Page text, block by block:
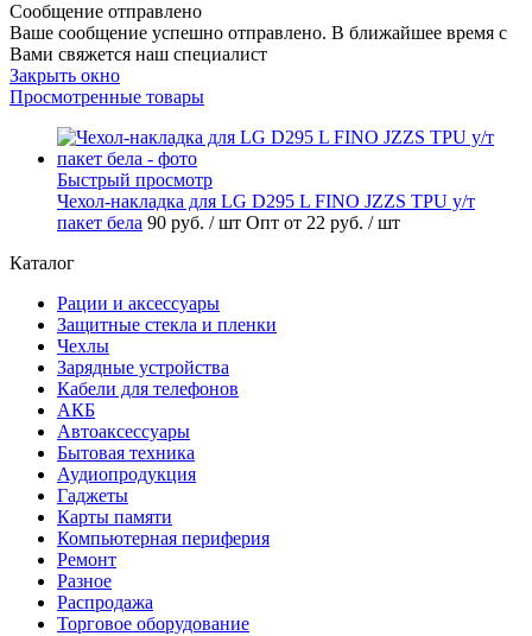
Сообщение отправлено
Ваше сообщение успешно отправлено. В ближайшее время с
Вами свяжется наш специалист
Закрыть окно
Просмотренные товары
Быстрый просмотр
Чехол-накладка для LG D295 L FINO JZZS TPU у/т
пакет бела 90 руб. / шт Опт от 22 руб. / шт
Каталог
Рации и аксессуары
Защитные стекла и пленки
Чехлы
Зарядные устройства
Кабели для телефонов
АКБ
Автоаксессуары
Бытовая техника
Аудиопродукция
Гаджеты
Карты памяти
Компьютерная периферия
Ремонт
Разное
Распродажа
Торговое оборудование